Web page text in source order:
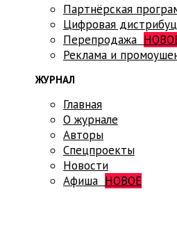
Партнёрская
Цифровая
Перепродажа
Реклама и
ЖУРНАЛ
Главная
О журнале
Авторы
Спецпроекты
Новости
Афиша НОВОЕ